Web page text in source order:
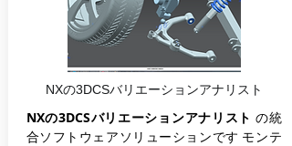
NXの3DCSバリエーションアナリスト
NXの3DCSバリエーションアナリスト の統
合ソフトウェアソリューションです モンテ